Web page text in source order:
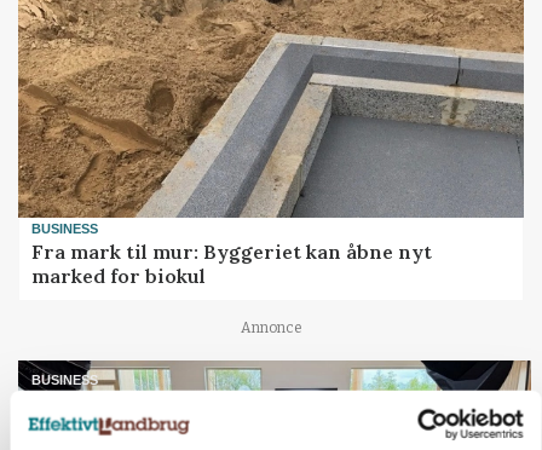
BUSINESS
Fra mark til mur: Byggeriet kan åbne nyt
marked for biokul
Annonce
BUSINESS
Ejer eller medejer? Nyt tv-format udfordrer
landbrugets ejerstruktur